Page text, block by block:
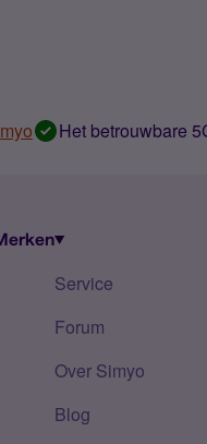
Het betrouwbare
Service
Forum
Over Simyo
Blog